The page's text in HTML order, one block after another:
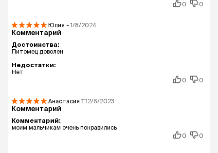
0 0
Юлия -.1/8/2024
Комментарий
Достоинства:
Питомец доволен
Недостатки:
Нет
0
0
Анастасия Т.12/6/2023
Комментарий
Комментарий:
моим мальчикам очень понравились
0
0